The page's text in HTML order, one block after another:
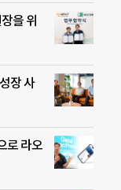
을 위
장 사
로 라오